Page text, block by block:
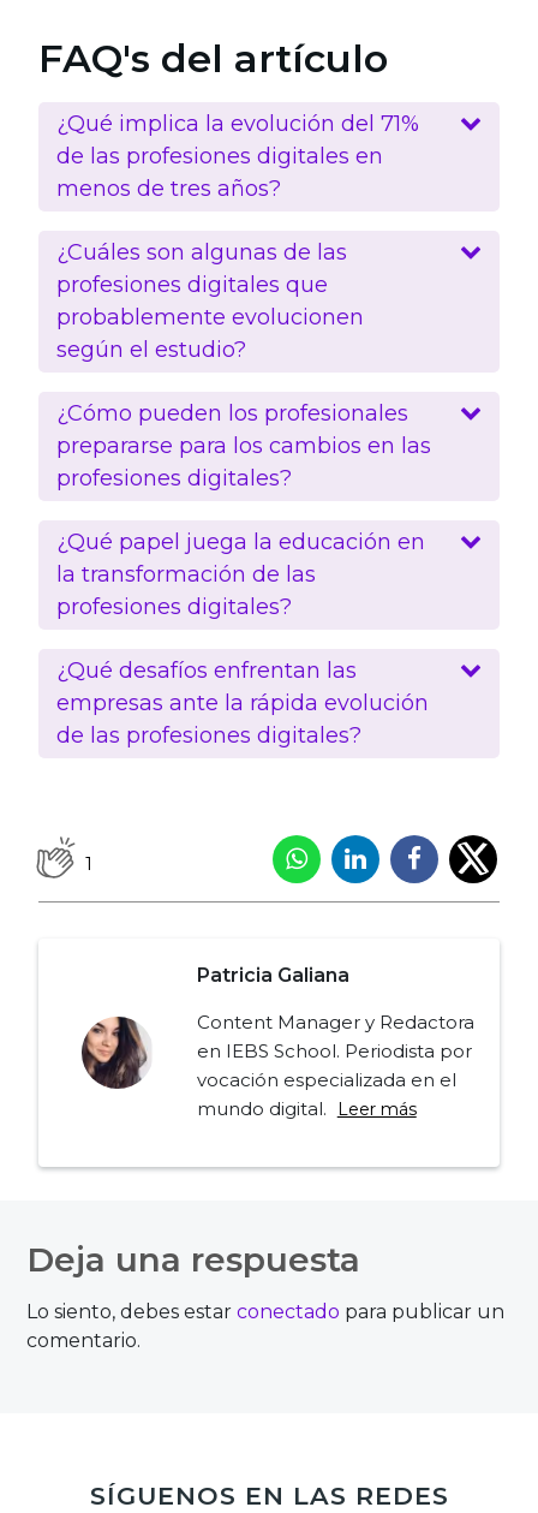
FAQ's del artículo
¿Qué implica la evolución del 71%
de las profesiones digitales en
menos de tres años?
¿Cuáles son algunas de las
profesiones digitales que
probablemente evolucionen
según el estudio?
¿Cómo pueden los profesionales
prepararse para los cambios en las
profesiones digitales?
¿Qué papel juega la educación en
la transformación de las
profesiones digitales?
¿Qué desafíos enfrentan las
empresas ante la rápida evolución
de las profesiones digitales?
1
Patricia Galiana
Content Manager y Redactora
en IEBS School. Periodista por
vocación especializada en el
mundo digital.
Leer más
de
entradas
Deja una respuesta
Lo siento, debes estarconectado para publicar un
comentario.
SÍGUENOS EN LAS REDES